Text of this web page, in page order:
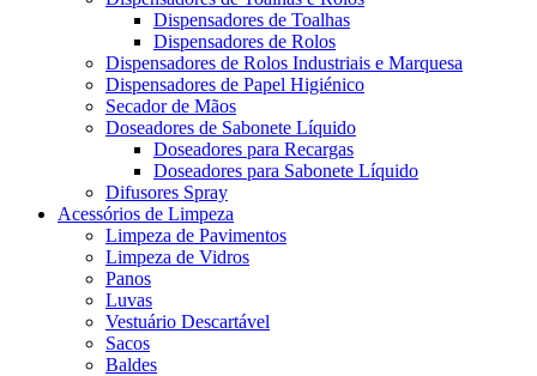
Dispensadores de Toalhas
Dispensadores de Rolos
Dispensadores de Rolos Industriais e Marquesa
Dispensadores de Papel Higiénico
Secador de Mãos
Doseadores de Sabonete Líquido
Doseadores para Recargas
Doseadores para Sabonete Líquido
Difusores Spray
Acessórios de Limpeza
Limpeza de Pavimentos
Limpeza de Vidros
Panos
Luvas
Vestuário Descartável
Sacos
Baldes